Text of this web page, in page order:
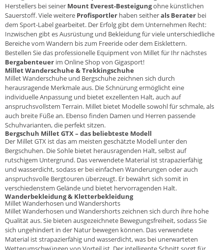
Herstellers bei seiner Mount Everest-Besteigungohne künstlichen
Sauerstoff. Viele weitere Profisportler haben seitherals Berater bei
dem Sport-Label gearbeitet. Der Erfolg gibt dem Unternehmen Recht:
Inzwischen gibt es Ausrüstung und Bekleidung für viele unterschiedliche
Bereiche vom Wandern bis zum Freeride oder dem Eisklettern.
Bestellen Sie das professionelle Equipment von Millet für Ihr nächstes
Bergabenteuer im Online Shop von Gigasport!
Millet Wanderschuhe & Trekkingschuhe
Millet Wanderschuhe und Bergschuhe zeichnen sich durch
herausragende Merkmale aus. Die Schnürung ermöglicht eine
individuelle Anpassung und bietet exzellenten Halt, auch auf
anspruchsvollstem Terrain. Millet bietet Modelle sowohl für schmale, als
auch breite Füße an. Ebenso finden Damen und Herren passende
Schuhvarianten, die perfekt sitzen.
Bergschuh Millet GTX – das beliebteste Modell
Der Millet GTX ist das am meisten geschätzte Modell unter den
Bergschuhen. Die Sohle bietet herausragenden Halt, selbst auf
rutschigem Untergrund. Das verwendete Material ist strapazierfähig
und wasserdicht, sodass er bei einfachen Wanderungen oder auch
anspruchsvolle Bergtouren überzeugt. Er bewährt sich somit in
verschiedenstem Gelände und bietet hervorragenden Halt.
Wanderbekleidung & Kletterbekleidung
Millet Wanderhosen und Wandershorts
Millet Wanderhosen und Wandershorts zeichnen sich durch ihre hohe
Qualität aus. Sie bieten ausgezeichnete Bewegungsfreiheit, sodass Sie
sich ungehindert in der Natur bewegen können. Das verwendete
Material ist strapazierfähig und wasserdicht, was bei unerwarteten